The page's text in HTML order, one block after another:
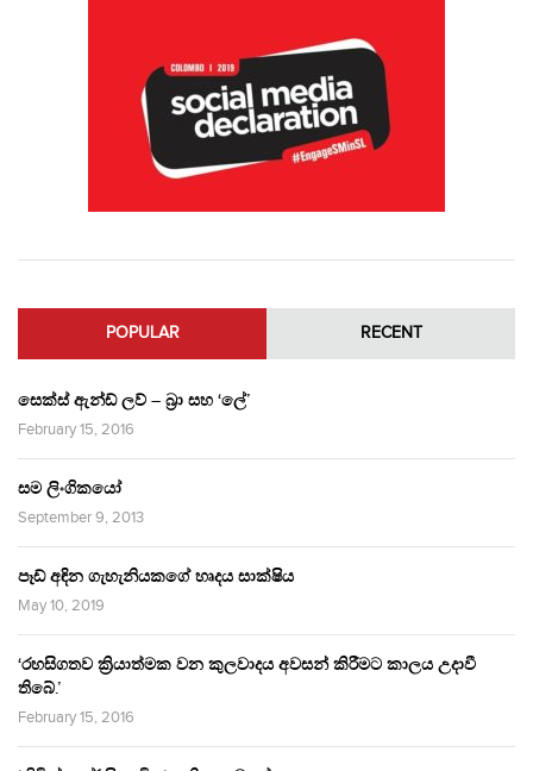
POPULAR RECENT
සෙක්ස් ඇන්ඩ් ලව් – බ්‍රා සහ ‘ලේ’
February 15, 2016
සම ලිංගිකයෝ
September 9, 2013
පෑඩ් අඳින ගැහැනියකගේ හෘදය සාක්ෂිය
May 10, 2019
‘රහසිගතව ක්‍රියාත්මක වන කුලවාදය අවසන් කිරීමට කාලය උදාවී
තිබේ.’
February 15, 2016